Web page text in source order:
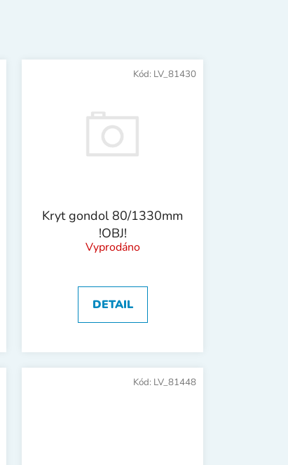
Kryt gondol 80/1330mm
!OBJ!
Vyprodáno
DETAIL
Kód: LV_81430
Kód: LV_81448